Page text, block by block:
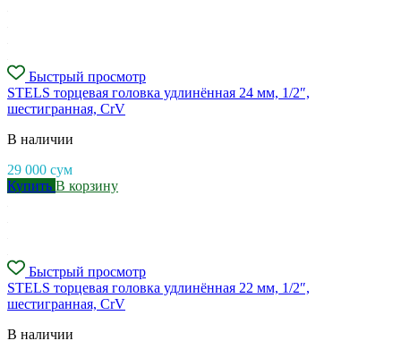
Быстрый просмотр
STELS торцевая головка удлинённая 24 мм, 1/2″,
шестигранная, CrV
В наличии
29 000 сум
Купить В корзину
Быстрый просмотр
STELS торцевая головка удлинённая 22 мм, 1/2″,
шестигранная, CrV
В наличии